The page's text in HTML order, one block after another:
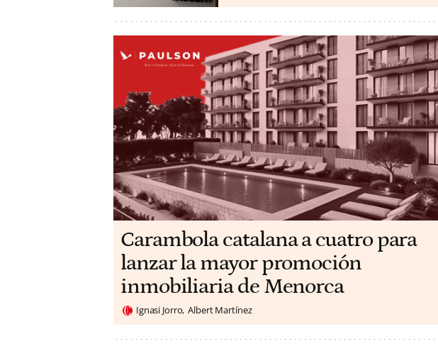
Carambola catalana a cuatro para
lanzar la mayor promoción
inmobiliaria de Menorca
Ignasi Jorro Albert Martínez